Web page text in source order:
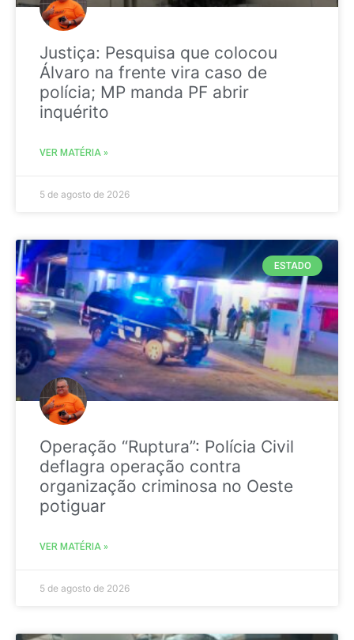
Justiça: Pesquisa que colocou
Álvaro na frente vira caso de
polícia; MP manda PF abrir
inquérito
VER MATÉRIA »
5 de agosto de 2026
ESTADO
Operação “Ruptura”: Polícia Civil
deflagra operação contra
organização criminosa no Oeste
potiguar
VER MATÉRIA »
5 de agosto de 2026